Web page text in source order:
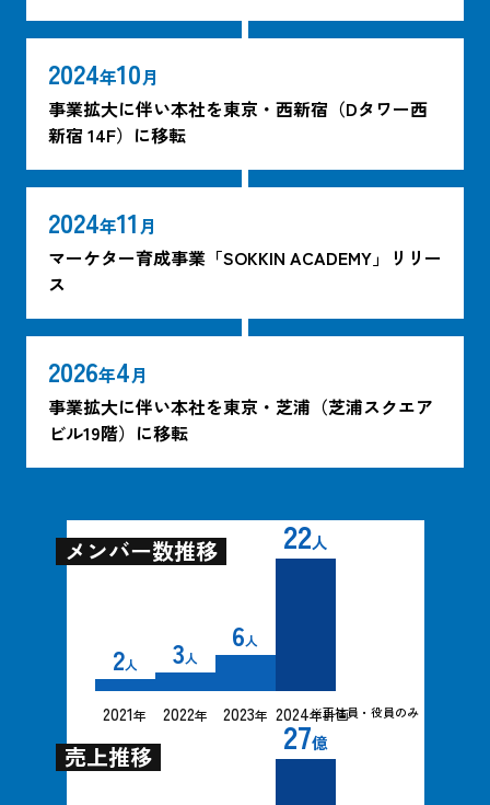
2024年10月
事業拡大に伴い本社を東京・西新宿（Dタワー西
新宿 14F）に移転
2024年11月
マーケター育成事業「SOKKIN ACADEMY」リリー
ス
2026年4月
事業拡大に伴い本社を東京・芝浦（芝浦スクエア
ビル19階）に移転
メンバー数推移
2人 3人
6人
22人
2021年 2022年 2023年 2024年計画
※正社員・役員のみ
売上推移 27億